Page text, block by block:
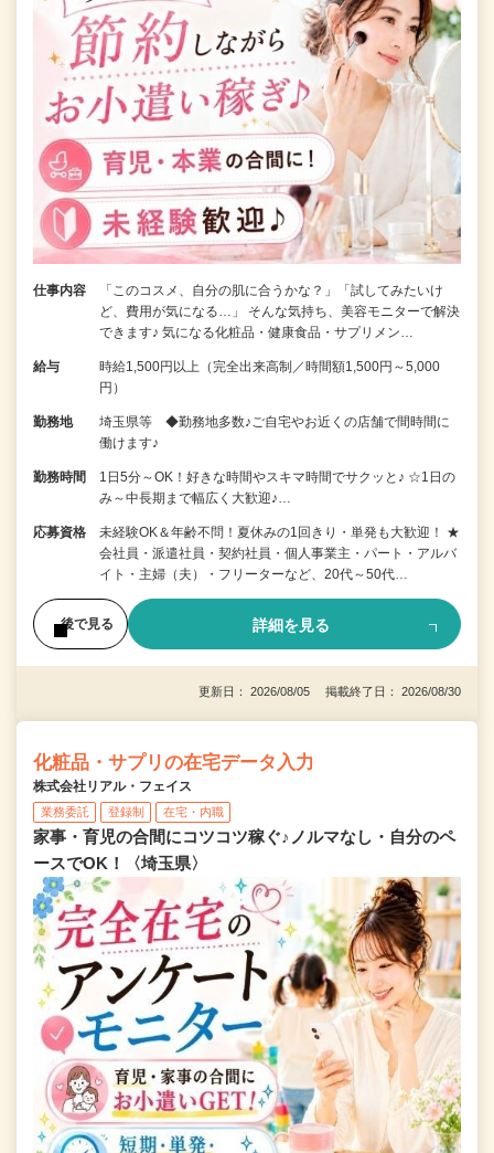
仕事内容
「このコスメ、自分の肌に合うかな？」「試してみたいけ
ど、費用が気になる…」 そんな気持ち、美容モニターで解決
できます♪ 気になる化粧品・健康食品・サプリメン…
給与
時給1,500円以上（完全出来高制／時間額1,500円～5,000
円）
勤務地
埼玉県等 ◆勤務地多数♪ご自宅やお近くの店舗で間時間に
働けます♪
勤務時間
1日5分～OK！好きな時間やスキマ時間でサクッと♪ ☆1日の
み～中長期まで幅広く大歓迎♪…
応募資格
未経験OK＆年齢不問！夏休みの1回きり・単発も大歓迎！ ★
会社員・派遣社員・契約社員・個人事業主・パート・アルバ
イト・主婦（夫）・フリーターなど、20代～50代…
後で見る 詳細を見る
更新日： 2026/08/05 掲載終了日： 2026/08/30
化粧品・サプリの在宅データ入力
株式会社リアル・フェイス
業務委託 登録制 在宅・内職
家事・育児の合間にコツコツ稼ぐ♪ノルマなし・自分のペ
ースでOK！〈埼玉県〉